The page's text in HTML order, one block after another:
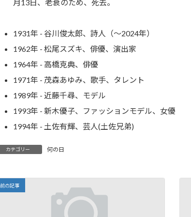
月13日、老衰のため、死去。
1931年 - 谷川俊太郎、詩人（～2024年）
1962年 - 松尾スズキ、俳優、演出家
1964年 - 高橋克典、俳優
1971年 - 茂森あゆみ、歌手、タレント
1989年 - 近藤千尋、モデル
1993年 - 新木優子、ファッションモデル、女優
1994年 - 土佐有輝、芸人(土佐兄弟)
カテゴリー 何の日
前の記事